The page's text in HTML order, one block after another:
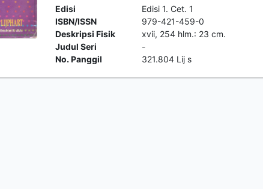
Edisi
Edisi 1. Cet. 1
ISBN/ISSN
979-421-459-0
Deskripsi Fisik
xvii, 254 hlm.: 23 cm.
Judul Seri
-
No. Panggil
321.804 Lij s